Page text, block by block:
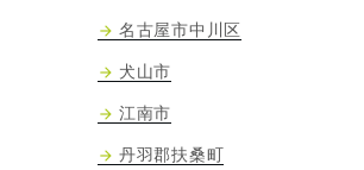
名古屋市中川区
犬山市
江南市
丹羽郡扶桑町